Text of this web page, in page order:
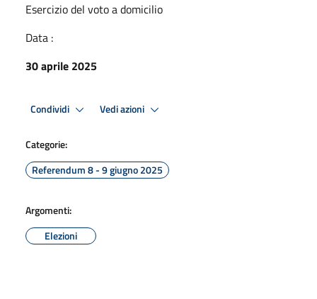
Esercizio del voto a domicilio
Data :
30 aprile 2025
Condividi Vedi azioni
Categorie:
Referendum 8 - 9 giugno 2025
Argomenti:
Elezioni